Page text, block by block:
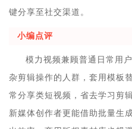
键分享至社交渠道。
小编点评
模力视频兼顾普通日常用
杂剪辑操作的人群，套用模板
常分享类短视频，省去学习剪
新媒体创作者更能借助批量生